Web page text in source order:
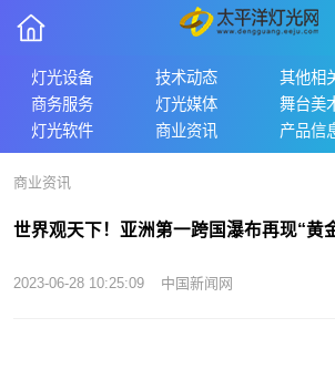
灯光设备 技术动态 其他相
商务服务
灯光媒体 舞台美
灯光软件
商业资讯 产品信
商业资讯
世界观天下！亚洲第一跨国瀑布再现“黄
2023-06-28 10:25:09 中国新闻网